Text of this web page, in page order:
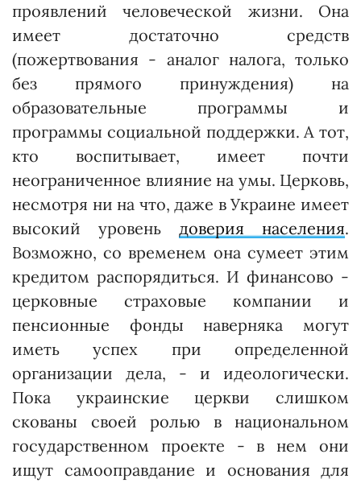
проявлений человеческой жизни. Она
имеет достаточно средств
(пожертвования - аналог налога, только
без прямого принуждения) на
образовательные прог­раммы и
программы социальной поддержки. А тот,
кто воспитывает, имеет почти
неограниченное влияние на умы. Церковь,
несмотря ни на что, даже в Украине имеет
высокий уровень доверия населения.
Возможно, со временем она сумеет этим
кредитом распорядиться. И финансово -
церковные страховые компании и
пенсионные фонды наверняка могут
иметь успех при определенной
организации дела, - и идеологически.
Пока украинские церкви слишком
скованы своей ролью в национальном
государственном проекте - в нем они
ищут самооправдание и основания для